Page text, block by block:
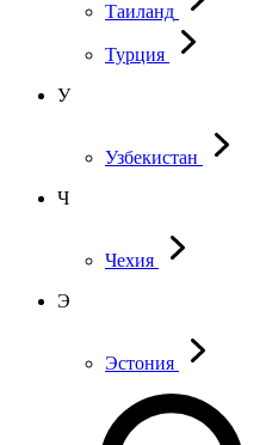
Таиланд
Турция
У
Узбекистан
Ч
Чехия
Э
Эстония